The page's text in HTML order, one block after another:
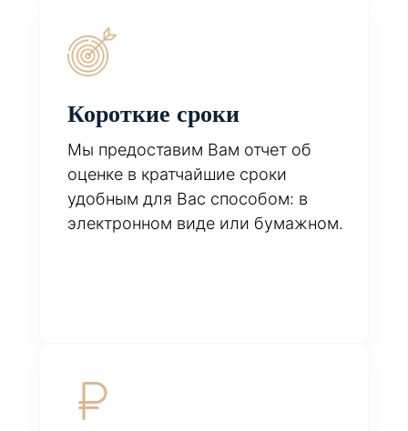
Короткие сроки
Мы предоставим Вам отчет об
оценке в кратчайшие сроки
удобным для Вас способом: в
электронном виде или бумажном.